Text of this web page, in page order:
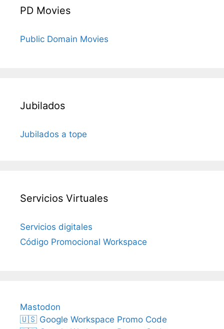
PD Movies
Public Domain Movies
Jubilados
Jubilados a tope
Servicios Virtuales
Servicios digitales
Código Promocional Workspace
Mastodon
🇺🇸 Google Workspace Promo Code